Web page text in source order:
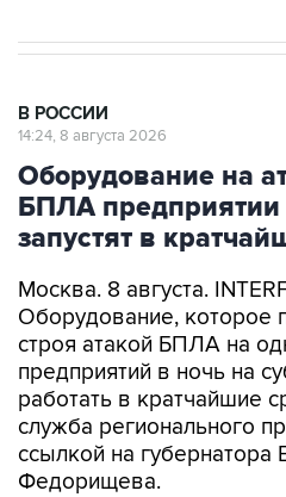
В РОССИИ
14:24, 8 августа 2026
Оборудование на
БПЛА
запустят в
Москва. 8 августа.
Оборудование, которое
строя атакой БПЛА на
предприятий в ночь на
работать в кратчайшие
служба регионального
ссылкой на губернатора
Федорищева.